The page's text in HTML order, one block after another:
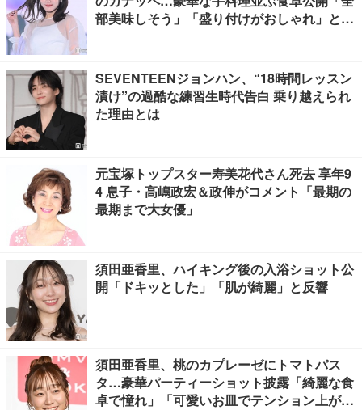
部美味しそう」「盛り付けがおしゃれ」と絶
SEVENTEENジョンハン、“18時間レッスン
漬け”の過酷な練習生時代告白 乗り越えられ
た理由とは
元宝塚トップスター寿美花代さん死去 享年9
4 息子・高嶋政宏＆政伸がコメント「最期の
最期まで大女優」
須田亜香里、ハイキング後の入浴ショット公
開「ドキッとした」「肌が綺麗」と反響
須田亜香里、桃のカプレーゼにトマトパス
タ…豪華パーティーショット披露「綺麗な食
卓で憧れ」「可愛いお皿でテンション上が